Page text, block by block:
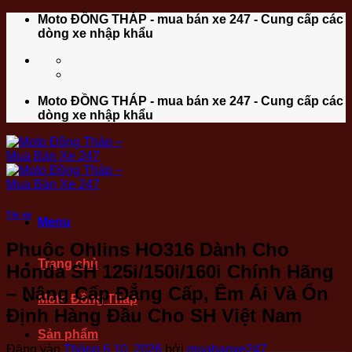
dung
Moto ĐỒNG THÁP - mua bán xe 247 - Cung cấp các
dòng xe nhập khẩu
Moto ĐỒNG THÁP - mua bán xe 247 - Cung cấp các
dòng xe nhập khẩu
Menu
Trang chủ
Moto Đồng Tháp
Sản phẩm
Tin xe
Phuộc Ohlins HO316 Dành Cho
Honda SH 125i/150i/160i Chính Hãng
– Nâng Cấp Đẳng Cấp, Êm Ái Và Ổn
Định Hàng Đầu Cho SH Việt Nam
Đăng vàoTháng 6 10, 2026 bởimuabanxe247